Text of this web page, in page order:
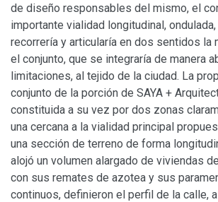
de diseño responsables del mismo, el
importante vialidad longitudinal,
recorrería y articularía en dos sentidos la
el conjunto, que se integraría de manera
limitaciones, al tejido de la ciudad. La
conjunto de la porción de SAYA +
constituida a su vez por dos zonas
una cercana a la vialidad principal
una sección de terreno de forma
alojó un volumen alargado de viviendas
con sus remates de azotea y sus
continuos, definieron el perfil de la calle,